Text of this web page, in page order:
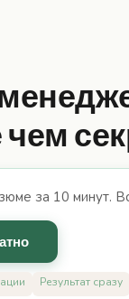
за 10 минут.
Результат сразу